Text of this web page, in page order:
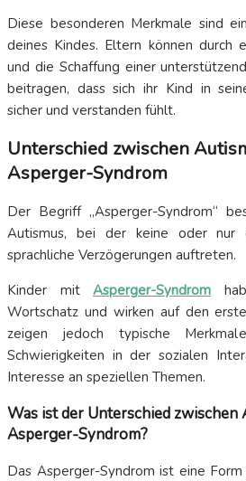
Diese besonderen Merkmale sind
deines Kindes. Eltern können durch
und die Schaffung einer
beitragen, dass sich ihr Kind in
sicher und verstanden fühlt.
Unterschied zwischen
Asperger-Syndrom
Der Begriff „Asperger-Syndrom“
Autismus, bei der keine oder nur
sprachliche Verzögerungen auftreten.
Kinder mit Asperger-Syndrom
Wortschatz und wirken auf den
zeigen jedoch typische
Schwierigkeiten in der sozialen
Interesse an speziellen Themen.
Was ist der Unterschied zwischen
Asperger-Syndrom?
Das Asperger-Syndrom ist eine